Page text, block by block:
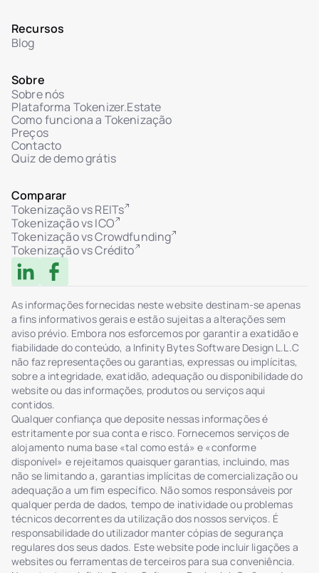
Recursos
Blog
Sobre
Sobre nós
Plataforma Tokenizer.Estate
Como funciona a Tokenização
Preços
Contacto
Quiz de demo grátis
Comparar
Tokenização vs REITs
Tokenização vs ICO
Tokenização vs Crowdfunding
Tokenização vs Crédito
As informações fornecidas neste website destinam-se apenas
a fins informativos gerais e estão sujeitas a alterações sem
aviso prévio. Embora nos esforcemos por garantir a exatidão e
fiabilidade do conteúdo, a Infinity Bytes Software Design L.L.C
não faz representações ou garantias, expressas ou implícitas,
sobre a integridade, exatidão, adequação ou disponibilidade do
website ou das informações, produtos ou serviços aqui
contidos.
Qualquer confiança que deposite nessas informações é
estritamente por sua conta e risco. Fornecemos serviços de
alojamento numa base «tal como está» e «conforme
disponível» e rejeitamos quaisquer garantias, incluindo, mas
não se limitando a, garantias implícitas de comercialização ou
adequação a um fim específico. Não somos responsáveis por
qualquer perda de dados, tempo de inatividade ou problemas
técnicos decorrentes da utilização dos nossos serviços. É
responsabilidade do utilizador manter cópias de segurança
regulares dos seus dados. Este website pode incluir ligações a
websites ou ferramentas de terceiros para sua conveniência.